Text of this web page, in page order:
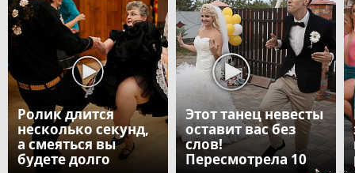
Ролик длится
несколько секунд,
а смеяться вы
будете долго
Этот танец невесты
оставит вас без
слов!
Пересмотрела 10